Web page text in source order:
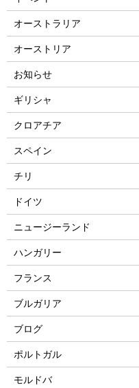
オーストラリア
オーストリア
お知らせ
ギリシャ
クロアチア
スペイン
チリ
ドイツ
ニュージーランド
ハンガリー
フランス
ブルガリア
ブログ
ポルトガル
モルドバ